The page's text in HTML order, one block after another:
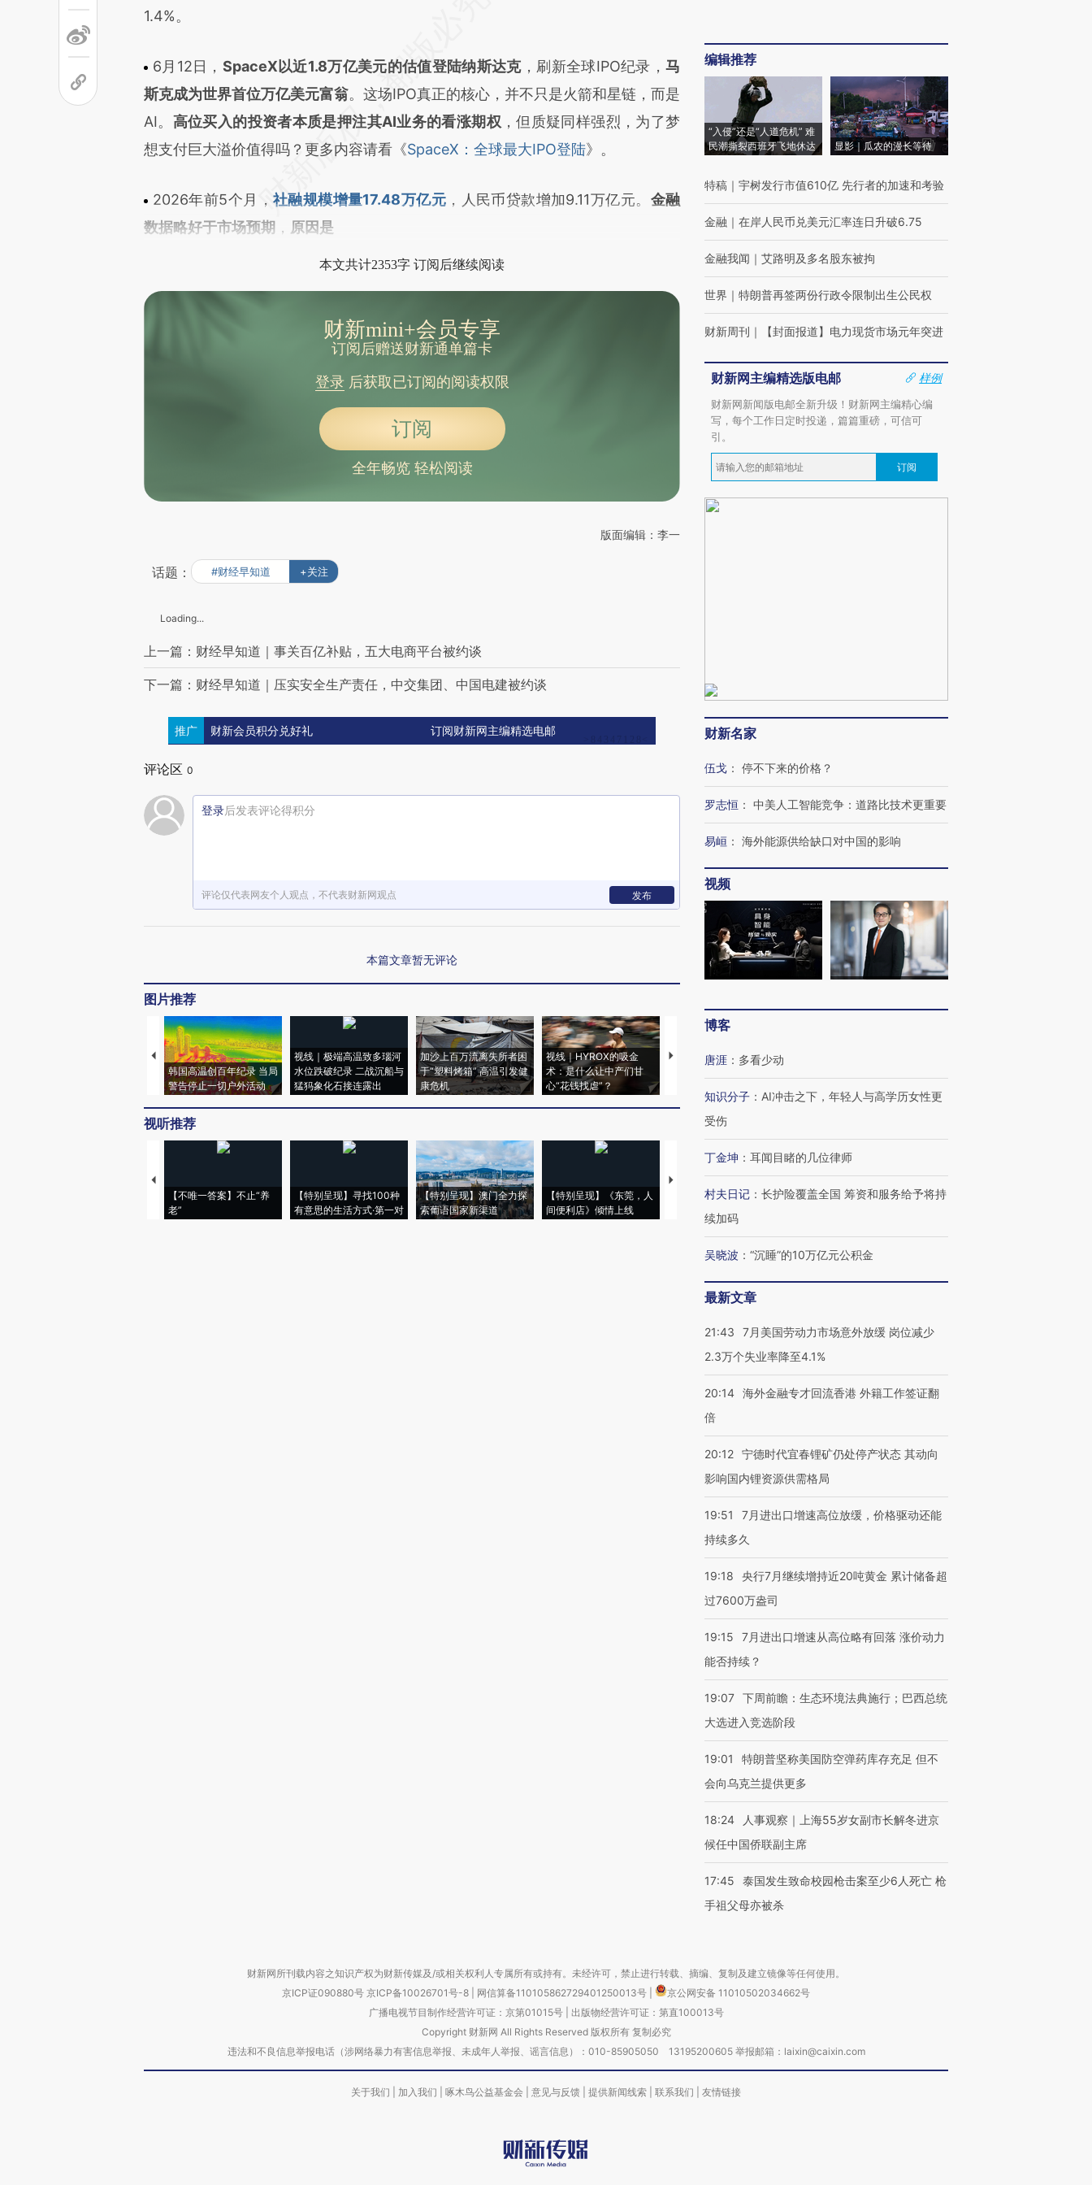
1.4%。
6月12日， SpaceX以近1.8万亿美元的估值登陆纳斯达克，刷新全球IPO纪录，马
斯克成为世界首位万亿美元富翁。这场IPO真正的核心，并不只是火箭和星链，而是
AI。 高位买入的投资者本质是押注其AI业务的看涨期权 ，但质疑同样强烈，为了梦
想支付巨大溢价值得吗？更多内容请看《SpaceX：全球最大IPO登陆》。
2026年前5个月， 社融规模增量17.48万亿元 ，人民币贷款增加9.11万亿元。 金融
数据略好于市场预期 ， 原因是
本文共计2353字 订阅后继续阅读
财新mini+会员专享
订阅后赠送财新通单篇卡
登录后获取已订阅的阅读权限
订阅
全年畅览 轻松阅读
版面编辑：李一
话题： #财经早知道 +关注
Loading...
上一篇：财经早知道｜事关百亿补贴，五大电商平台被约谈
下一篇：财经早知道｜压实安全生产责任，中交集团、中国电建被约谈
推广 财新会员积分兑好礼 订阅财新网主编精选电邮
评论区 0
登录后发表评论得积分
评论仅代表网友个人观点，不代表财新网观点 发布
本篇文章暂无评论
图片推荐
韩国高温创百年纪录 当局
警告停止一切户外活动
视线｜极端高温致多瑙河
水位跌破纪录 二战沉船与
猛犸象化石接连露出
加沙上百万流离失所者困
于“塑料烤箱” 高温引发健
康危机
视线｜HYROX的吸金
术：是什么让中产们甘
心“花钱找虐”？
马航飞行员跨国走私7万
视听推荐
【不唯一答案】不止“养
老”
【特别呈现】寻找100种
有意思的生活方式·第一对
【特别呈现】澳门全力探
索葡语国家新渠道
【特别呈现】《东莞，人
间便利店》倾情上线
【推广】走进第四届链博
会，让数智科技“链”接产
【特别呈现】寻找100种
CFO：不靠规模取胜，华
编辑推荐
“入侵”还是“人道危机” 难
民潮撕裂西班牙飞地休达
显影｜瓜农的漫长等待
特稿 ｜ 宇树发行市值610亿 先行者的加速和考验
金融 ｜ 在岸人民币兑美元汇率连日升破6.75
金融我闻 ｜ 艾路明及多名股东被拘
世界 ｜ 特朗普再签两份行政令限制出生公民权
财新周刊 ｜ 【封面报道】电力现货市场元年突进
财新网主编精选版电邮
样例
财新网新闻版电邮全新升级！财新网主编精心编
写，每个工作日定时投递，篇篇重磅，可信可
引。
订阅
财新名家
伍戈 ： 停不下来的价格？
罗志恒 ： 中美人工智能竞争：道路比技术更重要
易峘 ： 海外能源供给缺口对中国的影响
视频
博客
唐涯 ： 多看少动
知识分子 ： AI冲击之下，年轻人与高学历女性更
受伤
丁金坤 ： 耳闻目睹的几位律师
村夫日记 ： 长护险覆盖全国 筹资和服务给予将持
续加码
吴晓波 ： “沉睡”的10万亿元公积金
最新文章
21:43
7月美国劳动力市场意外放缓 岗位减少
2.3万个失业率降至4.1%
20:14 海外金融专才回流香港 外籍工作签证翻
倍
20:12 宁德时代宜春锂矿仍处停产状态 其动向
影响国内锂资源供需格局
19:51
7月进出口增速高位放缓，价格驱动还能
持续多久
19:18
央行7月继续增持近20吨黄金 累计储备超
过7600万盎司
19:15
7月进出口增速从高位略有回落 涨价动力
能否持续？
19:07 下周前瞻：生态环境法典施行；巴西总统
大选进入竞选阶段
19:01
特朗普坚称美国防空弹药库存充足 但不
会向乌克兰提供更多
18:24
人事观察｜上海55岁女副市长解冬进京
候任中国侨联副主席
17:45
泰国发生致命校园枪击案至少6人死亡 枪
手祖父母亦被杀
财新网所刊载内容之知识产权为财新传媒及/或相关权利人专属所有或持有。未经许可，禁止进行转载、摘编、复制及建立镜像等任何使用。
京ICP证090880号 京ICP备10026701号-8 网信算备110105862729401250013号
京公网安备 11010502034662号
广播电视节目制作经营许可证：京第01015号| 出版物经营许可证：第直100013号
Copyright 财新网 All Rights Reserved 版权所有 复制必究
违法和不良信息举报电话（涉网络暴力有害信息举报、未成年人举报、谣言信息）：010-85905050 13195200605 举报邮箱：laixin@caixin.com
关于我们 加入我们 啄木鸟公益基金会 意见与反馈 提供新闻线索 联系我们 友情链接